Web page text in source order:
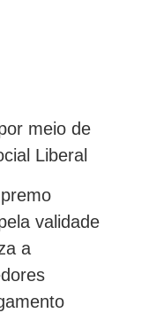
meio de
Liberal
validade
a